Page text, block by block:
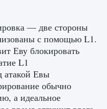
0 0
— две стороны
с помощью L1.
Еву блокировать
L1
атакой Евы
обычно
а идеальное